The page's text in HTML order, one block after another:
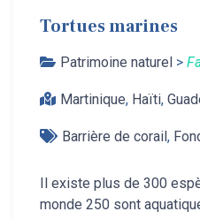
Tortues marines
Patrimoine naturel >
Martinique, Haïti,
Barrière de corail ,
Il existe plus de 300
monde 250 sont